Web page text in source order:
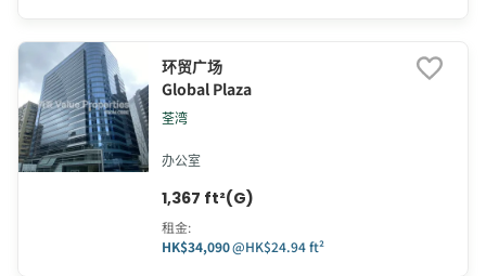
环贸广场
Global Plaza
荃湾
办公室
1,367 ft²(G)
租金:
HK$34,090@HK$24.94 ft²